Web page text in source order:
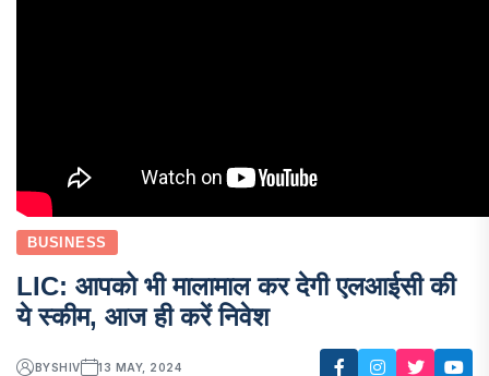
BUSINESS
LIC: आपको भी मालामाल कर देगी एलआईसी की
ये स्कीम, आज ही करें निवेश
BYSHIV 13 MAY, 2024